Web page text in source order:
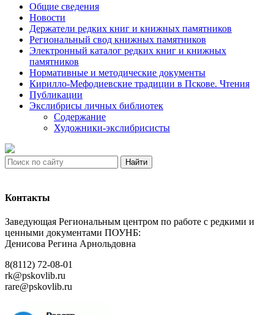
Общие сведения
Новости
Держатели редких книг и книжных памятников
Региональный свод книжных памятников
Электронный каталог редких книг и книжных
памятников
Нормативные и методические документы
Кирилло-Мефодиевские традиции в Пскове. Чтения
Публикации
Экслибрисы личных библиотек
Содержание
Художники-экслибрисисты
Найти
Контакты
Заведующая Региональным центром по работе с редкими и
ценными документами ПОУНБ:
Денисова Регина Арнольдовна
8(8112) 72-08-01
rk@pskovlib.ru
rare@pskovlib.ru